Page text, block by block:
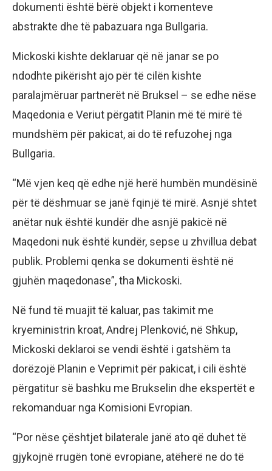
dokumenti është bërë objekt i komenteve
abstrakte dhe të pabazuara nga Bullgaria.
Mickoski kishte deklaruar që në janar se po
ndodhte pikërisht ajo për të cilën kishte
paralajmëruar partnerët në Bruksel – se edhe nëse
Maqedonia e Veriut përgatit Planin më të mirë të
mundshëm për pakicat, ai do të refuzohej nga
Bullgaria.
“Më vjen keq që edhe një herë humbën mundësinë
për të dëshmuar se janë fqinjë të mirë. Asnjë shtet
anëtar nuk është kundër dhe asnjë pakicë në
Maqedoni nuk është kundër, sepse u zhvillua debat
publik. Problemi qenka se dokumenti është në
gjuhën maqedonase”, tha Mickoski.
Në fund të muajit të kaluar, pas takimit me
kryeministrin kroat, Andrej Plenković, në Shkup,
Mickoski deklaroi se vendi është i gatshëm ta
dorëzojë Planin e Veprimit për pakicat, i cili është
përgatitur së bashku me Brukselin dhe ekspertët e
rekomanduar nga Komisioni Evropian.
“Por nëse çështjet bilaterale janë ato që duhet të
gjykojnë rrugën tonë evropiane, atëherë ne do të